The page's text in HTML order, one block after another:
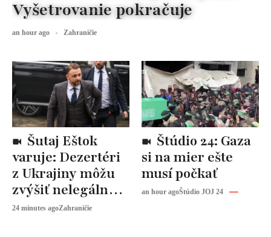
varuje: Dezertéri
z Ukrajiny môžu
zvýšiť nelegálnu
migráciu
24 minutes agoZahraničie
si na mier ešte
musí počkať
an hour agoŠtúdio JOJ 24
Vyšetrovanie pokračuje
an hour ago Zahraničie